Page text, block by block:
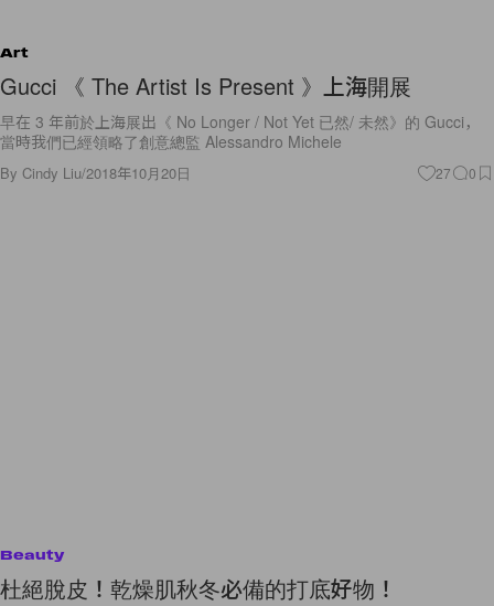
Art
Gucci 《 The Artist Is Present 》上海開展
早在 3 年前於上海展出《 No Longer / Not Yet 已然/ 未然》的 Gucci，
當時我們已經領略了創意總監 Alessandro Michele
By Cindy Liu/2018年10月20日 27 0
Beauty
杜絕脫皮！乾燥肌秋冬必備的打底好物！